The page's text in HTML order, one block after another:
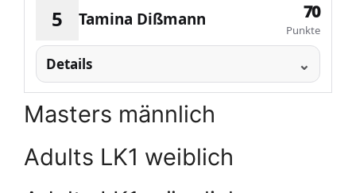
5 Tamina Dißmann 70
Punkte
Details
Masters männlich
Adults LK1 weiblich